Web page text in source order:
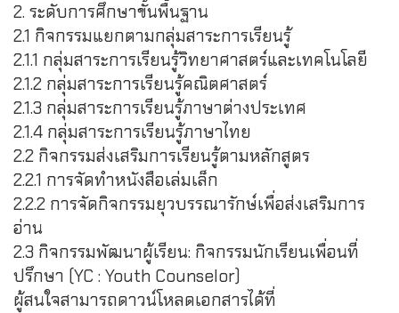
2. ระดับการศึกษาขั้นพื้นฐาน
2.1 กิจกรรมแยกตามกลุ่มสาระการเรียนรู้
2.1.1 กลุ่มสาระการเรียนรู้วิทยาศาสตร์และเทคโนโลยี
2.1.2 กลุ่มสาระการเรียนรู้คณิตศาสตร์
2.1.3 กลุ่มสาระการเรียนรู้ภาษาต่างประเทศ
2.1.4 กลุ่มสาระการเรียนรู้ภาษาไทย
2.2 กิจกรรมส่งเสริมการเรียนรู้ตามหลักสูตร
2.2.1 การจัดทำหนังสือเล่มเล็ก
2.2.2 การจัดกิจกรรมยุวบรรณารักษ์เพื่อส่งเสริมการ
อ่าน
2.3 กิจกรรมพัฒนาผู้เรียน: กิจกรรมนักเรียนเพื่อนที่
ปรึกษา (YC : Youth Counselor)
ผู้สนใจสามารถดาวน์โหลดเอกสารได้ที่